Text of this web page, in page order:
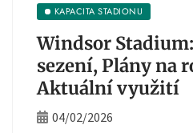
KAPACITA STADIONU
Windsor
sezení, Plány na
Aktuální využití
04/02/2026